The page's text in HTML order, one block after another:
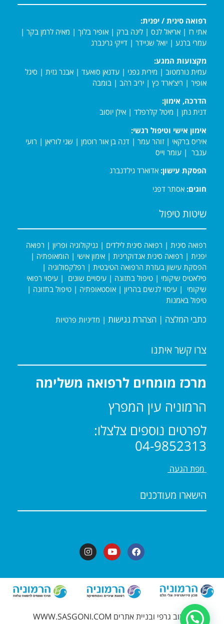
רפואה סינית / יפנית:
אתי רז | אריאל לנס | לינה ברק | אופיר בלוך | מאיה לרמן בקר |
עמרי ברנע | יואל שניידר | דייקי גרינברג
מקצועות המגע:
עמית נורמטוב | מירית גפני | עדנאן סואעד | אבנר גזית | סיגל
אופיר | ריצ'ארד כץ | יריב רהב | בומבה
הדרכה, אימון:
דנית נתן | מיטל קלרפלד | אילן יוסוב
אימון אישי וטיפול רגשי:
איריס ברקאי | זוהר עמר | דנה בן אור רוטמן | שני לוריאן | רועי
ענבר | עומר וייס
הפסקת עישון: אדוארד גילדנברג
חוגים: אסתר דפני
שיטות טיפול
רפואה סינית | רפואה סינית לילדים | גניקולוגיה ופריון | רפואה
יפנית | רפואה סינית אנדוקרינית | אימון אישי | הומאופתיה |
הפסקת עישון בעזרת הרפואה הטיבטית | רפלקסולוגיה |
פילאטיס שיקומי | טיפול בתזונה | עיסויים שונים | עיסוי רפואי
שיקומי | עיסוי לנשים בהריון | אוסטאופתיה | טיפול בתזונה |
טיפול באמנות
כתבי המלצה | הצהרת נגישות | מדיניות פרטיות
צרו קשר איתנו
מרכז מומחים לרפואה משלימה
הרמוניה עין המפרץ
לפרטים נוספים צלצלו:
04-9852313
מפת הגעה
הישארו מעודכנים
עיצוב גרפי ובניית אתרים WWW.SASGONI.COM